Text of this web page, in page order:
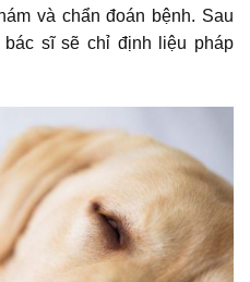
và chẩn đoán bệnh. Sau
sĩ sẽ chỉ định liệu pháp